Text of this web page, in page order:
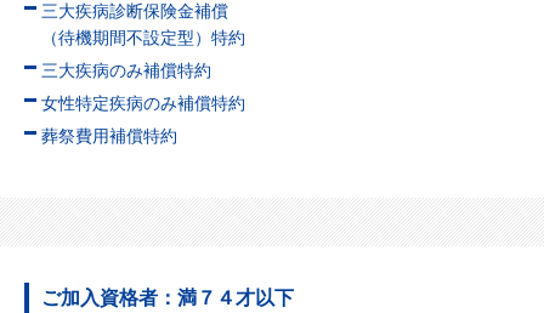
三大疾病診断保険金補償
（待機期間不設定型）特約
三大疾病のみ補償特約
女性特定疾病のみ補償特約
葬祭費用補償特約
ご加入資格者：満７４才以下